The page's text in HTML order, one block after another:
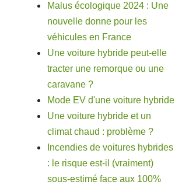
Malus écologique 2024 : Une
nouvelle donne pour les
véhicules en France
Une voiture hybride peut-elle
tracter une remorque ou une
caravane ?
Mode EV d'une voiture hybride
Une voiture hybride et un
climat chaud : problème ?
Incendies de voitures hybrides
: le risque est-il (vraiment)
sous-estimé face aux 100%